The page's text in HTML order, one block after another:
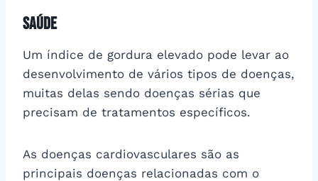
Saúde
Um índice de gordura elevado pode levar ao
desenvolvimento de vários tipos de doenças,
muitas delas sendo doenças sérias que
precisam de tratamentos específicos.
As doenças cardiovasculares são as
principais doenças relacionadas com o